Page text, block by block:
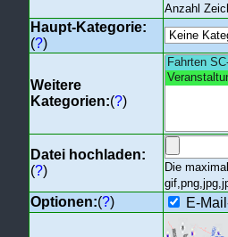
Anzahl
Haupt-Kategorie:
(?)
Weitere
Kategorien:(?)
Datei hochladen:
(?)
Die
Optionen:(?) E-